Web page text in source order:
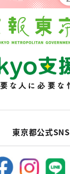
東京都公式SNS